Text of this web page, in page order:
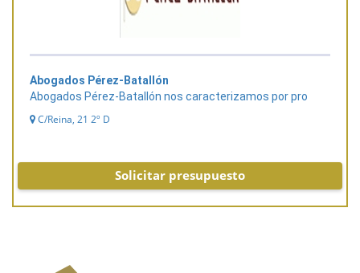
Abogados Pérez-Batallón
Abogados Pérez-Batallón nos caracterizamos por pro
C/Reina, 21 2º D
Solicitar presupuesto